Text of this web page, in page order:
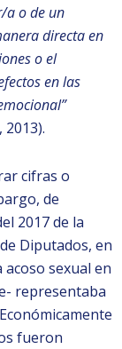
a o de un
directa en
o el
en las
, 2013).
cifras o
de
2017 de la
Diputados, en
acoso sexual en
representaba
fueron